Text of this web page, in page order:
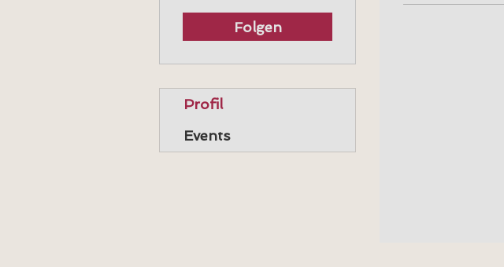
Folgen
Profil
Events